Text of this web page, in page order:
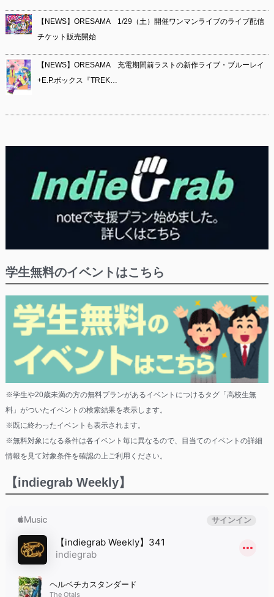
【NEWS】ORESAMA 1/29（土）開催ワンマンライブのライブ配信
チケット販売開始
【NEWS】ORESAMA 充電期間前ラストの新作ライブ・ブルーレイ
+E.P.ボックス『TREK…
学生無料のイベントはこちら
※学生や20歳未満の方の無料プランがあるイベントにつけるタグ「高校生無
料」がついたイベントの検索結果を表示します。
※既に終わったイベントも表示されます。
※無料対象になる条件は各イベント毎に異なるので、目当てのイベントの詳細
情報を見て対象条件を確認の上ご利用ください。
【indiegrab Weekly】